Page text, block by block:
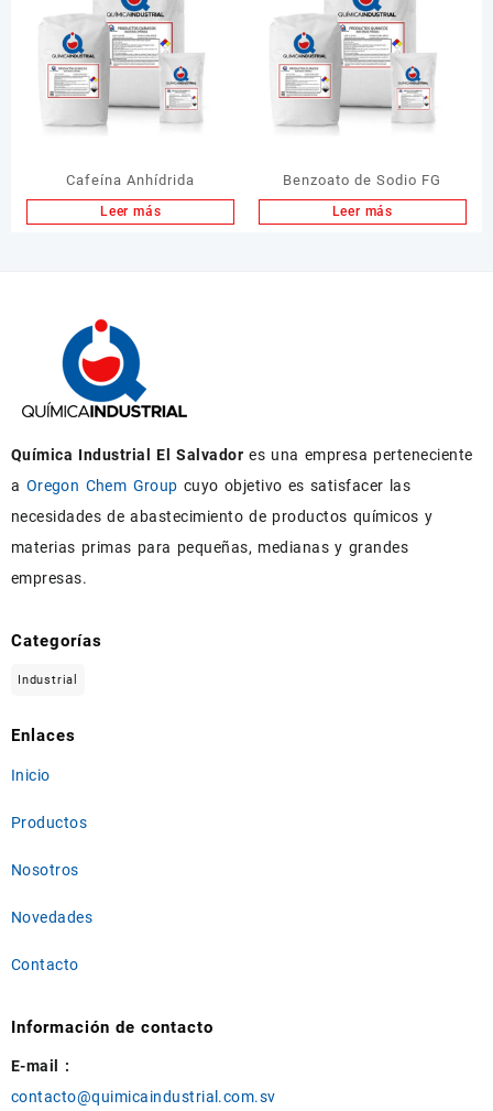
Cafeína Anhídrida
Leer más
Benzoato de Sodio FG
Leer más
Química Industrial El Salvador es una empresa perteneciente
a Oregon Chem Group cuyo objetivo es satisfacer las
necesidades de abastecimiento de productos químicos y
materias primas para pequeñas, medianas y grandes
empresas.
Categorías
Industrial
Enlaces
Inicio
Productos
Nosotros
Novedades
Contacto
Información de contacto
E-mail :
contacto@quimicaindustrial.com.sv